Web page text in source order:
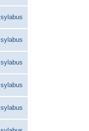
sylabus
sylabus
sylabus
sylabus
sylabus